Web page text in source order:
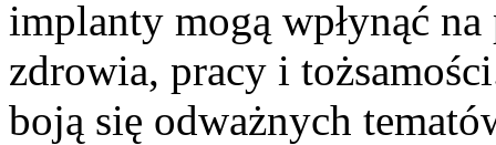
implanty mogą wpłynąć na
zdrowia, pracy i
boją się odważnych